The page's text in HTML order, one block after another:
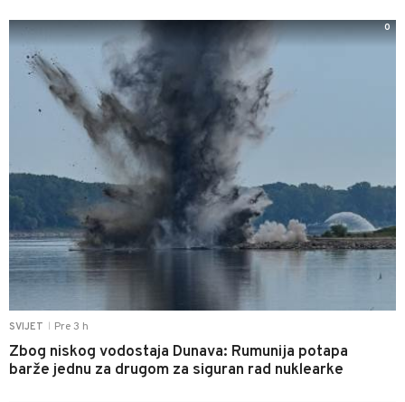
SVIJET Pre 3 h
Zbog niskog vodostaja Dunava: Rumunija potapa
barže jednu za drugom za siguran rad nuklearke
0